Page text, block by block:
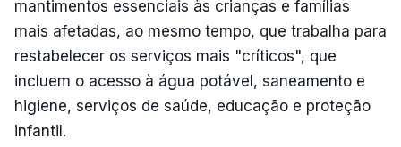
mantimentos essenciais às crianças e famílias
mais afetadas, ao mesmo tempo, que trabalha para
restabelecer os serviços mais "críticos", que
incluem o acesso à água potável, saneamento e
higiene, serviços de saúde, educação e proteção
infantil.